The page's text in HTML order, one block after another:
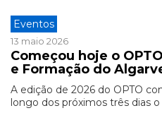
Eventos
13 maio 2026
Começou hoje o
e Formação do
A edição de 2026 do OPTO
longo dos próximos três dias